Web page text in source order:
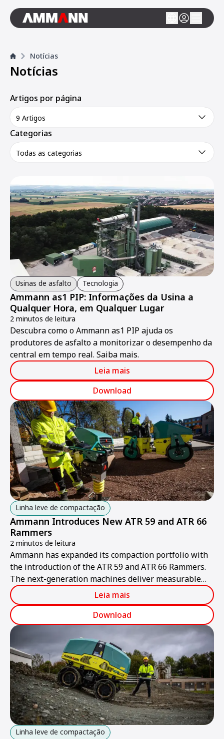
Notícias
Notícias
Artigos por página
9 Artigos
Categorias
Todas as categorias
Usinas de asfalto Tecnologia
Ammann as1 PIP: Informações da Usina a
Qualquer Hora, em Qualquer Lugar
2 minutos de leitura
Descubra como o Ammann as1 PIP ajuda os
produtores de asfalto a monitorizar o desempenho da
central em tempo real. Saiba mais.
Leia mais
Download
Linha leve de compactação
Ammann Introduces New ATR 59 and ATR 66
Rammers
2 minutos de leitura
Ammann has expanded its compaction portfolio with
the introduction of the ATR 59 and ATR 66 Rammers.
The next-generation machines deliver measurable
value for contractors through higher productivity,
improved ergonomics and simplified serviceability.
Leia mais
Download
Linha leve de compactação